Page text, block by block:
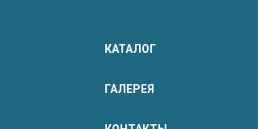
КАТАЛОГ
ГАЛЕРЕЯ